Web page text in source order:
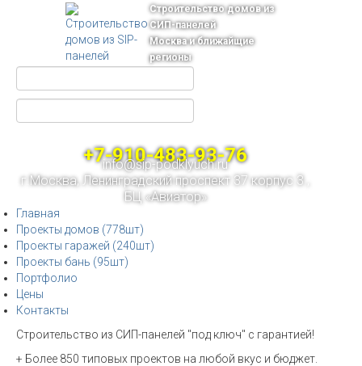
Строительство домов из
СИП-панелей
Москва и ближайщие
регионы
+7-910-483-93-76
info@sip-podklyuch.ru
г.Москва, Ленинградский проспект 37 корпус 3 ,
БЦ «Авиатор»
Главная
Проекты домов (778шт)
Проекты гаражей (240шт)
Проекты бань (95шт)
Портфолио
Цены
Контакты
Строительство из СИП-панелей "под ключ" с гарантией!
+ Более 850 типовых проектов на любой вкус и бюджет.